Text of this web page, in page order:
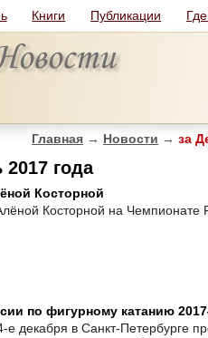
Книги Публикации
Главная → Новости → за
2017 года
Косторной
Косторной на Чемпионате
по фигурному катанию
е декабря в Санкт-Петербурге